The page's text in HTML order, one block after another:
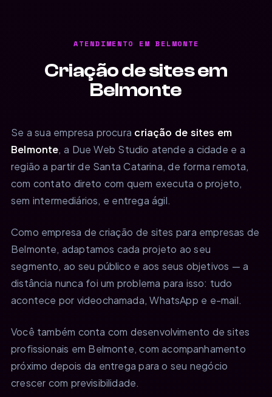
ATENDIMENTO EM BELMONTE
Criação de sites em
Belmonte
Se a sua empresa procura criação de sites em
Belmonte, a Due Web Studio atende a cidade e a
região a partir de Santa Catarina, de forma remota,
com contato direto com quem executa o projeto,
sem intermediários, e entrega ágil.
Como empresa de criação de sites para empresas de
Belmonte, adaptamos cada projeto ao seu
segmento, ao seu público e aos seus objetivos — a
distância nunca foi um problema para isso: tudo
acontece por videochamada, WhatsApp e e-mail.
Você também conta com desenvolvimento de sites
profissionais em Belmonte, com acompanhamento
próximo depois da entrega para o seu negócio
crescer com previsibilidade.